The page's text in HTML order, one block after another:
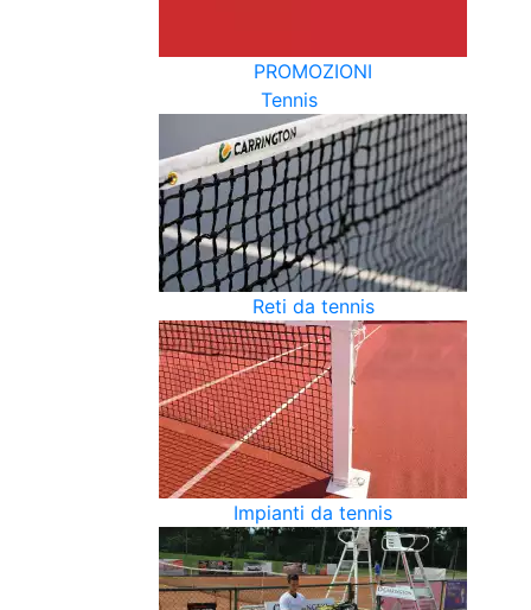
PROMOZIONI
Tennis
Reti da tennis
Impianti da tennis